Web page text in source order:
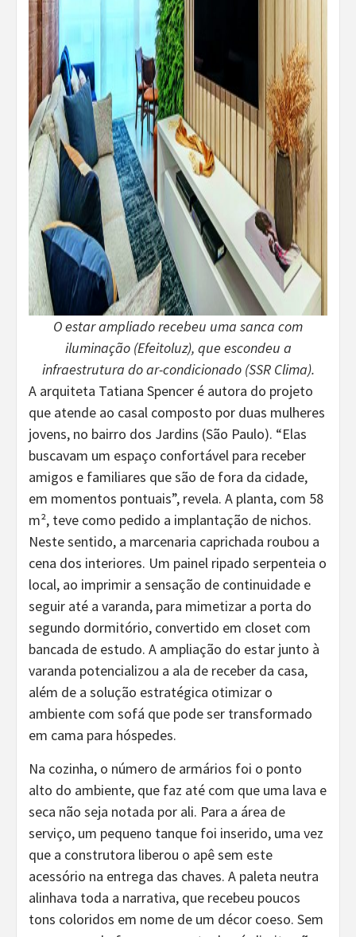
O estar ampliado recebeu uma sanca com
iluminação (Efeitoluz), que escondeu a
infraestrutura do ar-condicionado (SSR Clima).
A arquiteta Tatiana Spencer é autora do projeto
que atende ao casal composto por duas mulheres
jovens, no bairro dos Jardins (São Paulo). “Elas
buscavam um espaço confortável para receber
amigos e familiares que são de fora da cidade,
em momentos pontuais”, revela. A planta, com 58
m², teve como pedido a implantação de nichos.
Neste sentido, a marcenaria caprichada roubou a
cena dos interiores. Um painel ripado serpenteia o
local, ao imprimir a sensação de continuidade e
seguir até a varanda, para mimetizar a porta do
segundo dormitório, convertido em closet com
bancada de estudo. A ampliação do estar junto à
varanda potencializou a ala de receber da casa,
além de a solução estratégica otimizar o
ambiente com sofá que pode ser transformado
em cama para hóspedes.
Na cozinha, o número de armários foi o ponto
alto do ambiente, que faz até com que uma lava e
seca não seja notada por ali. Para a área de
serviço, um pequeno tanque foi inserido, uma vez
que a construtora liberou o apê sem este
acessório na entrega das chaves. A paleta neutra
alinhava toda a narrativa, que recebeu poucos
tons coloridos em nome de um décor coeso. Sem